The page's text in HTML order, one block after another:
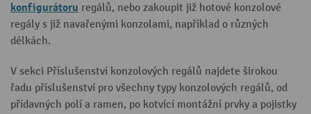
konfigurátoru regálů, nebo zakoupit již hotové konzolové
regály s již navařenými konzolami, například o různých
délkách.
V sekci Příslušenství konzolových regálů najdete širokou
řadu příslušenství pro všechny typy konzolových regálů, od
přídavných polí a ramen, po kotvící montážní prvky a pojistky